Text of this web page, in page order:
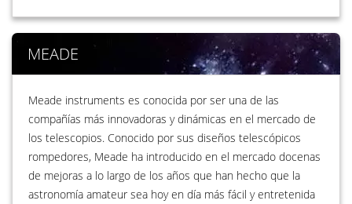
MEADE
Meade instruments es conocida por ser una de las
compañías más innovadoras y dinámicas en el mercado de
los telescopios. Conocido por sus diseños telescópicos
rompedores, Meade ha introducido en el mercado docenas
de mejoras a lo largo de los años que han hecho que la
astronomía amateur sea hoy en día más fácil y entretenida